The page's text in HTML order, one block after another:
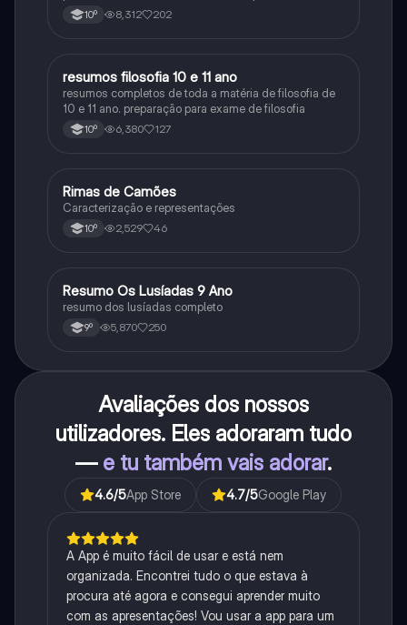
10º 8,312 202
Filosofia
resumos filosofia 10 e 11 ano
resumos completos de toda a matéria de filosofia de
10 e 11 ano. preparação para exame de filosofia
10º 6,380 127
Português
Rimas de Camões
Caracterização e representações
10º 2,529 46
Português
Resumo Os Lusíadas 9 Ano
resumo dos lusíadas completo
9º 5,870 250
Avaliações dos nossos
utilizadores. Eles adoraram tudo
— e tu também vais adorar.
4.6/5App Store 4.7/5Google Play
A App é muito fácil de usar e está nem
organizada. Encontrei tudo o que estava à
procura até agora e consegui aprender muito
com as apresentações! Vou usar a app para um